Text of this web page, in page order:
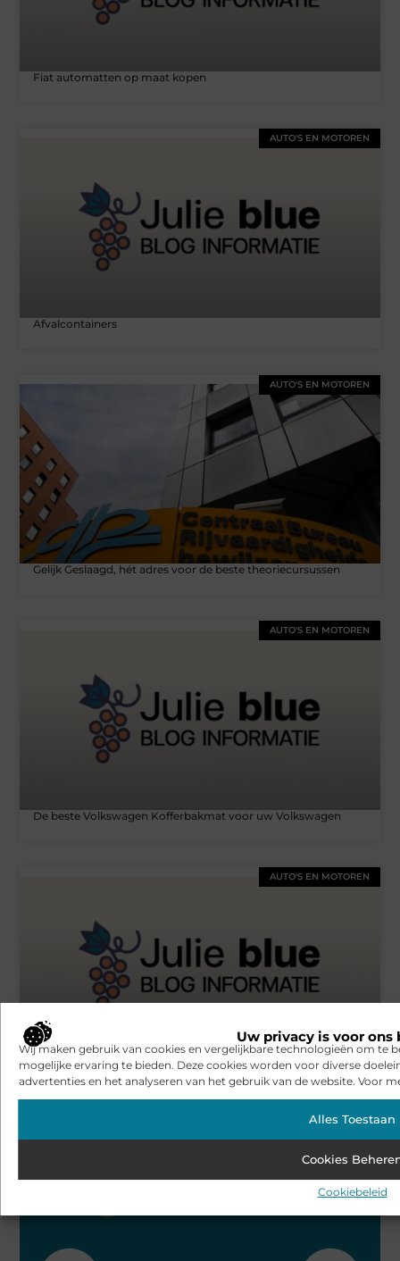
Uw privacy is voor
Wij maken gebruik van cookies en vergelijkbare technologieën om te
mogelijke ervaring te bieden. Deze cookies worden voor diverse
advertenties en het analyseren van het gebruik van de website. Voor
Alles Toestaan
Cookies
Cookiebeleid
Fiat automatten op maat kopen
AUTO'S EN MOTOREN
Afvalcontainers
AUTO'S EN MOTOREN
Gelijk Geslaagd, hét adres voor de beste theoriecursussen
AUTO'S EN MOTOREN
De beste Volkswagen Kofferbakmat voor uw Volkswagen
AUTO'S EN MOTOREN
Rijschool in Enschede op jouw tempo